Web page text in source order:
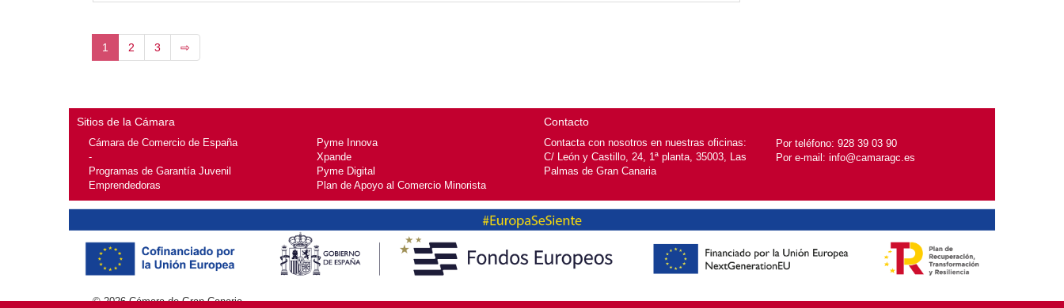
1 2 3 ⇨
Sitios de la Cámara
Cámara de Comercio de España
-
Programas de Garantía Juvenil
Emprendedoras
Pyme Innova
Xpande
Pyme Digital
Plan de Apoyo al Comercio Minorista
Contacto
Contacta con nosotros en nuestras oficinas:
C/ León y Castillo, 24, 1ª planta, 35003, Las
Palmas de Gran Canaria
Por teléfono: 928 39 03 90
Por e-mail: info@camaragc.es
© 2026Cámara de Gran Canaria